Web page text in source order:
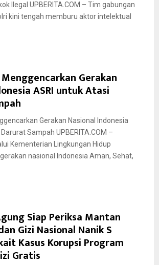
Ilegal UPBERITA.COM – Tim gabungan
kini tengah memburu aktor intelektual
Gerakan
ASRI untuk Atasi
Gerakan Nasional Indonesia
Sampah UPBERITA.COM –
Kementerian Lingkungan Hidup
nasional Indonesia Aman, Sehat,
Siap Periksa Mantan
Gizi Nasional Nanik S
Kasus Korupsi Program
Gratis